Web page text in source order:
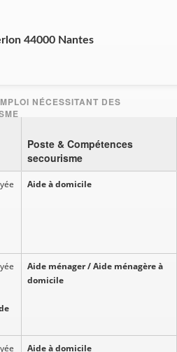
44000 Nantes
Poste & Compétences
secourisme
Aide à domicile
Aide ménager / Aide ménagère à
domicile
Aide à domicile